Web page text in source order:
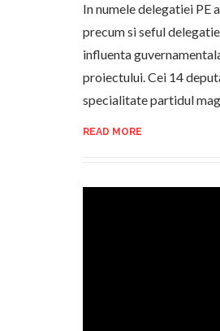
In numele delegatiei PE
precum si seful
influenta
proiectului. Cei 14
specialitate partidul
READ MORE